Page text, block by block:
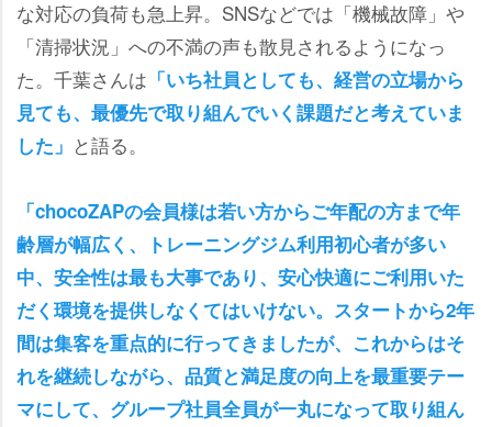
な対応の負荷も急上昇。SNSなどでは「機械故障」
「清掃状況」への不満の声も散見されるようになっ
た。千葉さんは 「いち社員としても、経営の立場から
見ても、最優先で取り組んでいく課題だと考えていま
した」 と語る。
「chocoZAPの会員様は若い方からご年配の方まで年
齢層が幅広く、トレーニングジム利用初心者が多い
中、安全性は最も大事であり、安心快適にご利用いた
だく環境を提供しなくてはいけない。スタートから2年
間は集客を重点的に行ってきましたが、これからはそ
れを継続しながら、品質と満足度の向上を最重要テー
マにして、グループ社員全員が一丸になって取り組ん